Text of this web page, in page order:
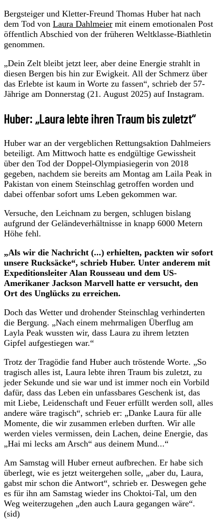
Bergsteiger und Kletter-Freund Thomas Huber hat nach
dem Tod von Laura Dahlmeier mit einem emotionalen Post
öffentlich Abschied von der früheren Weltklasse-Biathletin
genommen.
„Dein Zelt bleibt jetzt leer, aber deine Energie strahlt in
diesen Bergen bis hin zur Ewigkeit. All der Schmerz über
das Erlebte ist kaum in Worte zu fassen“, schrieb der 57-
Jährige am Donnerstag (21. August 2025) auf Instagram.
Huber: „Laura lebte ihren Traum bis zuletzt“
Huber war an der vergeblichen Rettungsaktion Dahlmeiers
beteiligt. Am Mittwoch hatte es endgültige Gewissheit
über den Tod der Doppel-Olympiasiegerin von 2018
gegeben, nachdem sie bereits am Montag am Laila Peak in
Pakistan von einem Steinschlag getroffen worden und
dabei offenbar sofort ums Leben gekommen war.
Versuche, den Leichnam zu bergen, schlugen bislang
aufgrund der Geländeverhältnisse in knapp 6000 Metern
Höhe fehl.
„Als wir die Nachricht (...) erhielten, packten wir sofort
unsere Rucksäcke“, schrieb Huber. Unter anderem mit
Expeditionsleiter Alan Rousseau und dem US-
Amerikaner Jackson Marvell hatte er versucht, den
Ort des Unglücks zu erreichen.
Doch das Wetter und drohender Steinschlag verhinderten
die Bergung. „Nach einem mehrmaligen Überflug am
Layla Peak wussten wir, dass Laura zu ihrem letzten
Gipfel aufgestiegen war.“
Trotz der Tragödie fand Huber auch tröstende Worte. „So
tragisch alles ist, Laura lebte ihren Traum bis zuletzt, zu
jeder Sekunde und sie war und ist immer noch ein Vorbild
dafür, dass das Leben ein unfassbares Geschenk ist, das
mit Liebe, Leidenschaft und Feuer erfüllt werden soll, alles
andere wäre tragisch“, schrieb er: „Danke Laura für alle
Momente, die wir zusammen erleben durften. Wir alle
werden vieles vermissen, dein Lachen, deine Energie, das
„Hai mi lecks am Arsch“ aus deinem Mund...“
Am Samstag will Huber erneut aufbrechen. Er habe sich
überlegt, wie es jetzt weitergehen solle, „aber du, Laura,
gabst mir schon die Antwort“, schrieb er. Deswegen gehe
es für ihn am Samstag wieder ins Choktoi-Tal, um den
Weg weiterzugehen „den auch Laura gegangen wäre“.
(sid)